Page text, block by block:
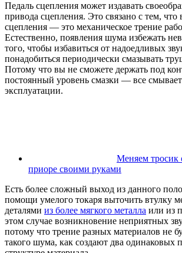
Педаль сцепления может издавать
привода сцепления. Это связано с тем, что
сцепления — это механическое трение
Естественно, появления шума избежать
того, чтобы избавиться от надоедливых
понадобиться периодически смазывать
Потому что вы не сможете держать под
постоянный уровень смазки — все
эксплуатации.
Меняем тросик
приоре своими руками
Есть более сложный выход из данного
помощи умелого токаря выточить втулку
деталями из более мягкого металла или из
этом случае возникновение неприятных
потому что трение разных материалов не
такого шума, как создают два одинаковых